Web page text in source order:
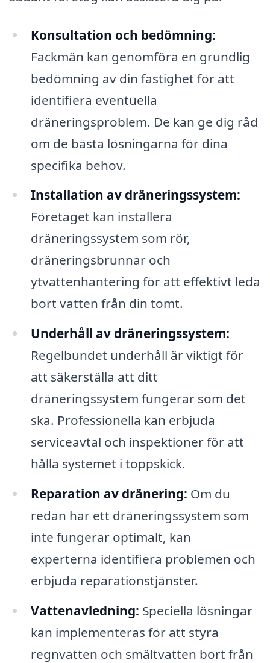
Konsultation och bedömning:
Fackmän kan genomföra en grundlig
bedömning av din fastighet för att
identifiera eventuella
dräneringsproblem. De kan ge dig råd
om de bästa lösningarna för dina
specifika behov.
Installation av dräneringssystem:
Företaget kan installera
dräneringssystem som rör,
dräneringsbrunnar och
ytvattenhantering för att effektivt leda
bort vatten från din tomt.
Underhåll av dräneringssystem:
Regelbundet underhåll är viktigt för
att säkerställa att ditt
dräneringssystem fungerar som det
ska. Professionella kan erbjuda
serviceavtal och inspektioner för att
hålla systemet i toppskick.
Reparation av dränering: Om du
redan har ett dräneringssystem som
inte fungerar optimalt, kan
experterna identifiera problemen och
erbjuda reparationstjänster.
Vattenavledning: Speciella lösningar
kan implementeras för att styra
regnvatten och smältvatten bort från